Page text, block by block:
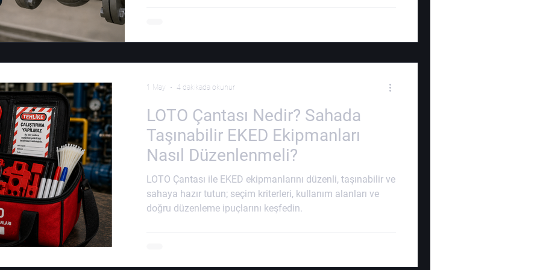
LOTO Çantası Nedir? Sahada
Taşınabilir EKED Ekipmanları
Nasıl Düzenlenmeli?
LOTO Çantası ile EKED ekipmanlarını düzenli, taşınabilir ve
sahaya hazır tutun; seçim kriterleri, kullanım alanları ve
doğru düzenleme ipuçlarını keşfedin.
1 May 4 dakikada okunur